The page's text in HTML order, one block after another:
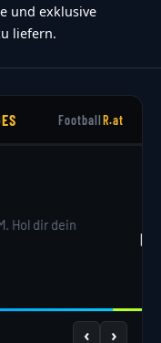
und exklusive
liefern.
FootballR.at
GM. Hol dir dein
‹ ›